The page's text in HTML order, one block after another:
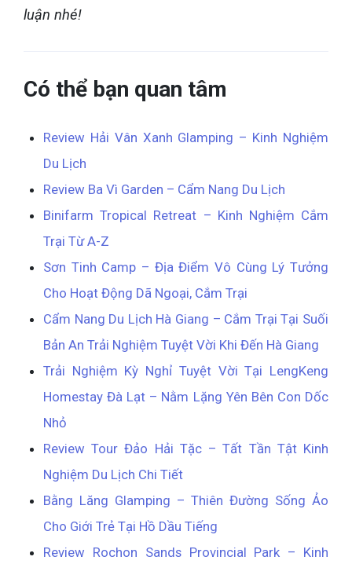
luận nhé!
Có thể bạn quan tâm
Review Hải Vân Xanh Glamping – Kinh Nghiệm
Du Lịch
Review Ba Vì Garden – Cẩm Nang Du Lịch
Binifarm Tropical Retreat – Kinh Nghiệm Cắm
Trại Từ A-Z
Sơn Tinh Camp – Địa Điểm Vô Cùng Lý Tưởng
Cho Hoạt Động Dã Ngoại, Cắm Trại
Cẩm Nang Du Lịch Hà Giang – Cắm Trại Tại Suối
Bản An Trải Nghiệm Tuyệt Vời Khi Đến Hà Giang
Trải Nghiệm Kỳ Nghỉ Tuyệt Vời Tại LengKeng
Homestay Đà Lạt – Nằm Lặng Yên Bên Con Dốc
Nhỏ
Review Tour Đảo Hải Tặc – Tất Tần Tật Kinh
Nghiệm Du Lịch Chi Tiết
Bằng Lăng Glamping – Thiên Đường Sống Ảo
Cho Giới Trẻ Tại Hồ Dầu Tiếng
Review Rochon Sands Provincial Park – Kinh